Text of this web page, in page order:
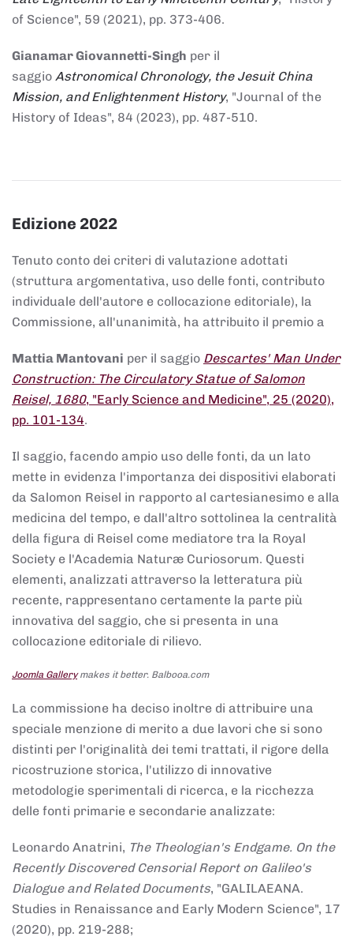
of Science", 59 (2021), pp. 373-406.
Gianamar Giovannetti-Singh per il
saggio Astronomical Chronology, the Jesuit China
Mission, and Enlightenment History, "Journal of the
History of Ideas", 84 (2023), pp. 487-510.
Edizione 2022
Tenuto conto dei criteri di valutazione adottati
(struttura argomentativa, uso delle fonti, contributo
individuale dell'autore e collocazione editoriale), la
Commissione, all'unanimità, ha attribuito il premio a
Mattia Mantovani per il saggio Descartes' Man Under
Construction: The Circulatory Statue of Salomon
Reisel, 1680, "Early Science and Medicine", 25 (2020),
pp. 101-134.
Il saggio, facendo ampio uso delle fonti, da un lato
mette in evidenza l'importanza dei dispositivi elaborati
da Salomon Reisel in rapporto al cartesianesimo e alla
medicina del tempo, e dall'altro sottolinea la centralità
della figura di Reisel come mediatore tra la Royal
Society e l'Academia Naturæ Curiosorum. Questi
elementi, analizzati attraverso la letteratura più
recente, rappresentano certamente la parte più
innovativa del saggio, che si presenta in una
collocazione editoriale di rilievo.
Joomla Gallerymakes it better. Balbooa.com
La commissione ha deciso inoltre di attribuire una
speciale menzione di merito a due lavori che si sono
distinti per l'originalità dei temi trattati, il rigore della
ricostruzione storica, l'utilizzo di innovative
metodologie sperimentali di ricerca, e la ricchezza
delle fonti primarie e secondarie analizzate:
Leonardo Anatrini, The Theologian's Endgame. On the
Recently Discovered Censorial Report on Galileo's
Dialogue and Related Documents, "GALILAEANA.
Studies in Renaissance and Early Modern Science", 17
(2020), pp. 219-288;